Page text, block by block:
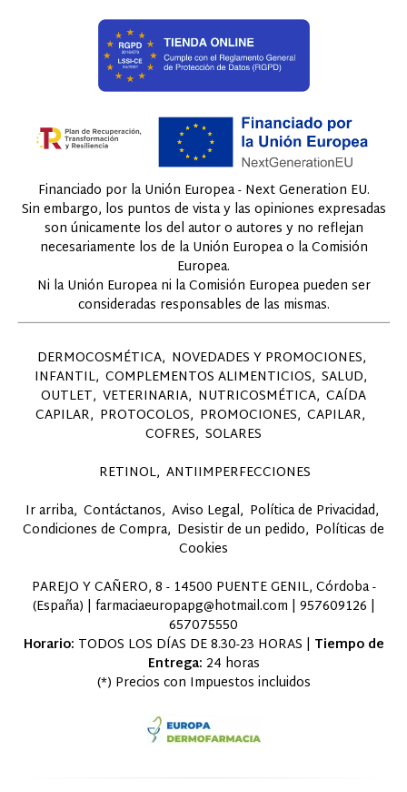
Financiado por la Unión Europea - Next Generation EU.
Sin embargo, los puntos de vista y las opiniones expresadas
son únicamente los del autor o autores y no reflejan
necesariamente los de la Unión Europea o la Comisión
Europea.
Ni la Unión Europea ni la Comisión Europea pueden ser
consideradas responsables de las mismas.
DERMOCOSMÉTICA NOVEDADES Y PROMOCIONES
INFANTIL COMPLEMENTOS ALIMENTICIOS SALUD
OUTLET VETERINARIA NUTRICOSMÉTICA CAÍDA
CAPILAR PROTOCOLOS PROMOCIONES CAPILAR
COFRES SOLARES
RETINOL ANTIIMPERFECCIONES
Ir arriba Contáctanos Aviso Legal Política de Privacidad
Condiciones de Compra Desistir de un pedido Políticas de
Cookies
PAREJO Y CAÑERO, 8 - 14500 PUENTE GENIL, Córdoba -
(España) | farmaciaeuropapg@hotmail.com | 957609126 |
657075550
Horario: TODOS LOS DÍAS DE 8.30-23 HORAS | Tiempo de
Entrega: 24 horas
(*) Precios con Impuestos incluidos